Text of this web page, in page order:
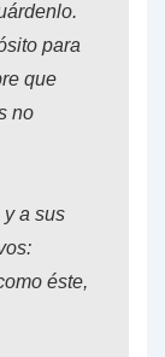
para
que
no
a sus
éste,